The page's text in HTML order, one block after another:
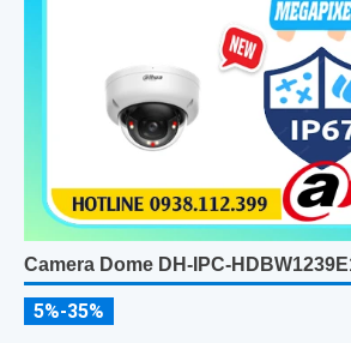
Camera Dome DH-IPC-
5%-35%